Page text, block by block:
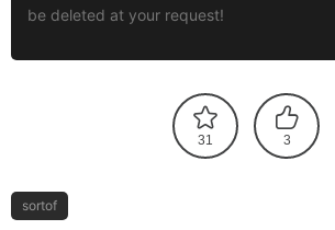
be deleted at your request!
31 3
sortof